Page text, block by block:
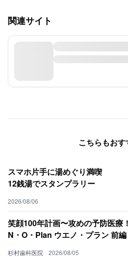
関連サイト
こちらもおす
スマホ片手に湯めぐり満喫
12銭湯でスタンプラリー
2026/08/06
笑顔100年計画〜攻めの予防医療
N・O・Plan ウエノ・プラン 前編
杉村歯科医院 · 2026/08/05